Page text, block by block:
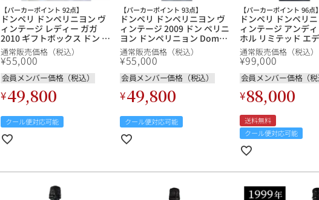
ルロワ
ブルゴーニュ
シャンパーニュ
カリフォルニア
白ワイン
ロゼワイン
ワインセット
10,000円〜39,999円
80,000円〜99,999円
【パーカーポイント 92点】
ドンペリ ドンペリニヨン ヴ
ィンテージ レディー ガガ
2010 ギフトボックス ドン ペ
リニヨン ドンペリニョン
Dom Perignon Vintage
Lady Gaga フランス シャン
パン シャンパーニュ
通常販売価格（税込）
¥55,000
会員メンバー価格（税込）
¥49,800
クール便対応可能
【パーカーポイント 93点】
ドンペリ ドンペリニヨン ヴ
ィンテージ 2009 ドン ペリニ
ヨン ドンペリニョン Dom
Perignon Vintage フランス
シャンパン シャンパーニュ
通常販売価格（税込）
¥55,000
会員メンバー価格（税込）
¥49,800
クール便対応可能
【パーカーポイント 96点】
ドンペリ ドンペリ
ィンテージ アンデ
ホル リミテッド エ
ン ( ラベル：レッド )
ドン ペリニヨン ドン
ョン Dom Perignon
Warhol Limited
Red ) フランス シャ
シャンパーニュ
通常販売価格（税込）
¥99,000
会員メンバー価格（税
¥88,000
送料無料
クール便対応可能